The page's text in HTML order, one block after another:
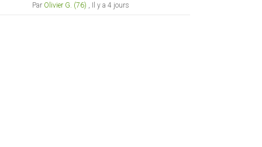
Par Olivier G. (76) Il y a 4 jours